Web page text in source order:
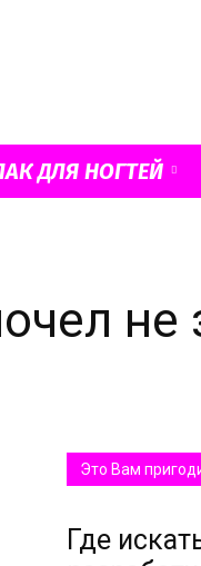
ДЛЯ НОГТЕЙ
не
Это Вам
Где